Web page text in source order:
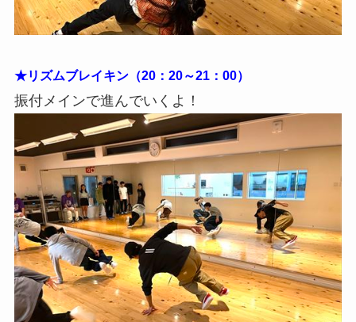
★リズムブレイキン（20：20～21：00）
振付メインで進んでいくよ！